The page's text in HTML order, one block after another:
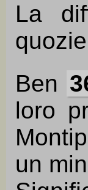
La
Ben
loro
un